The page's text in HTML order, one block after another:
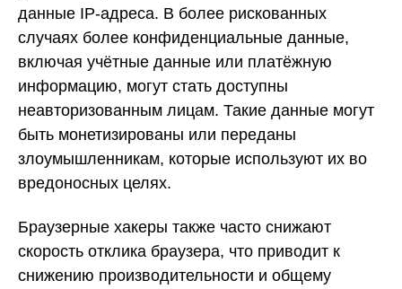
данные IP-адреса. В более рискованных
случаях более конфиденциальные данные,
включая учётные данные или платёжную
информацию, могут стать доступны
неавторизованным лицам. Такие данные могут
быть монетизированы или переданы
злоумышленникам, которые используют их во
вредоносных целях.
Браузерные хакеры также часто снижают
скорость отклика браузера, что приводит к
снижению производительности и общему